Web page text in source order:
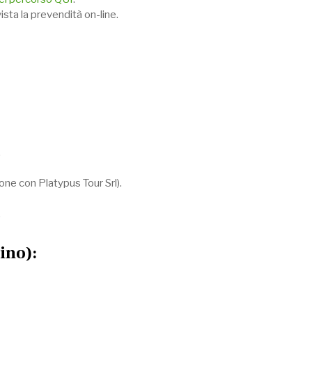
la prevendità on-line.
con Platypus Tour Srl).